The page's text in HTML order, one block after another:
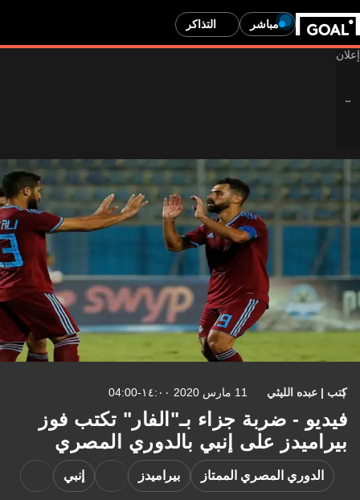
مباشر التذاكر
كتب | عبده الليثي 11 مارس 2020 ١٤:٠٠-04:00
فيديو - ضربة جزاء بـ"الفار" تكتب فوز
بيراميدز على إنبي بالدوري المصري
الدوري المصري الممتاز بيراميدز إنبي